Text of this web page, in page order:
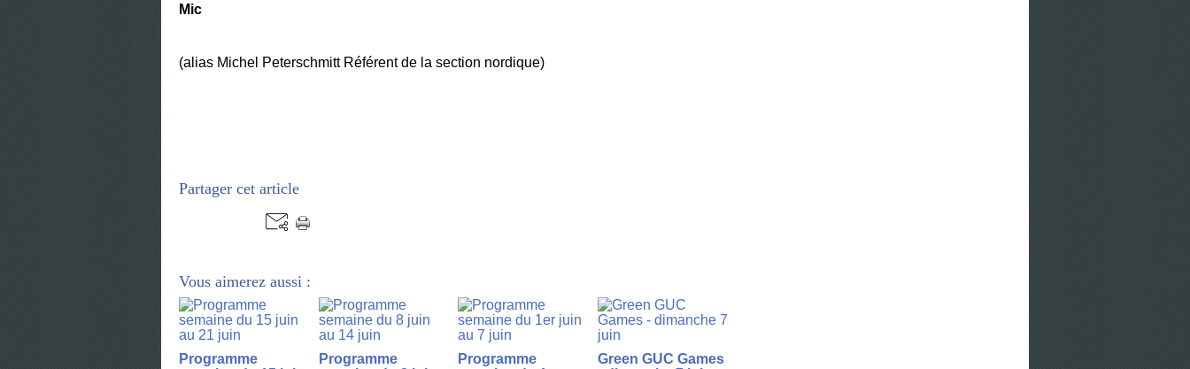
Mic
(alias Michel Peterschmitt Référent de la section nordique)
Partager cet article
Vous aimerez aussi :
Programme
Programme
Programme
Green GUC Games